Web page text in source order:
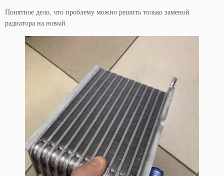
Понятное дело, что проблему можно решить только заменой
радиатора на новый.